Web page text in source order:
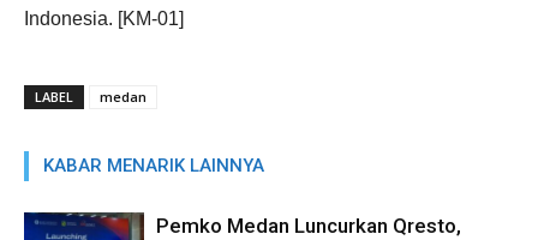
Indonesia. [KM-01]
LABEL medan
KABAR MENARIK LAINNYA
Pemko Medan Luncurkan Qresto,